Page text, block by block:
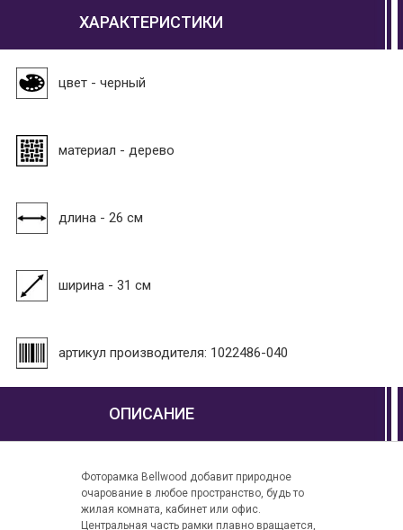
ХАРАКТЕРИСТИКИ
цвет - черный
материал - дерево
длина - 26 см
ширина - 31 см
артикул производителя: 1022486-040
ОПИСАНИЕ
Фоторамка Bellwood добавит природное
очарование в любое пространство, будь то
жилая комната, кабинет или офис.
Центральная часть рамки плавно вращается,